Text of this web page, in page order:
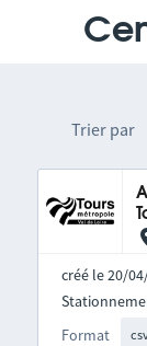
Trier par
créé le 20/
Format